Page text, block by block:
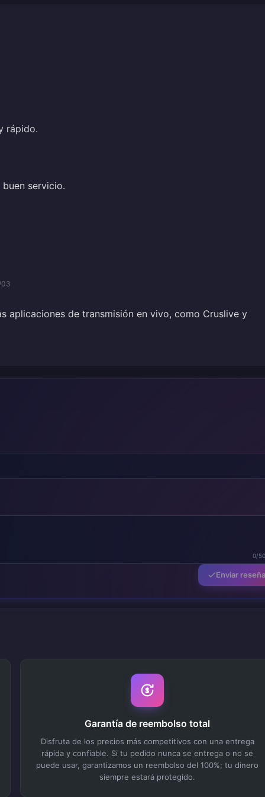
rápido.
servicio.
aplicaciones de transmisión en vivo, como Cruslive y
0/
Enviar reseña
Garantía de reembolso total
Disfruta de los precios más competitivos con una entrega
rápida y confiable. Si tu pedido nunca se entrega o no se
puede usar, garantizamos un reembolso del 100%; tu dinero
siempre estará protegido.